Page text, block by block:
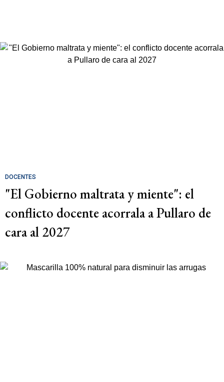
DOCENTES
"El Gobierno maltrata y miente": el
conflicto docente acorrala a Pullaro de
cara al 2027